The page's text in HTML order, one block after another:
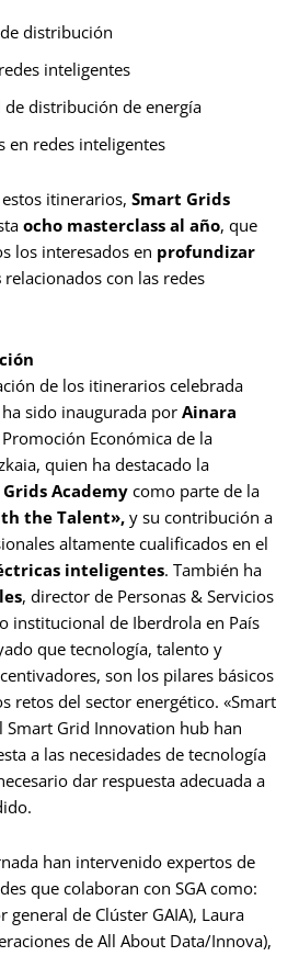
distribución
inteligentes
distribución de energía
en redes inteligentes
itinerarios, Smart Grids
ocho masterclass al año, que
los interesados en profundizar
relacionados con las redes
de los itinerarios celebrada
sido inaugurada por Ainara
Económica de la
quien ha destacado la
Academycomo parte de la
the Talent», y su contribución a
altamente cualificados en el
inteligentes. También ha
, director de Personas & Servicios
institucional de Iberdrola en País
que tecnología, talento y
son los pilares básicos
retos del sector energético. «Smart
Smart Grid Innovation hub han
a las necesidades de tecnología
dar respuesta adecuada a
han intervenido expertos de
que colaboran con SGA como:
de Clúster GAIA), Laura
de All About Data/Innova),